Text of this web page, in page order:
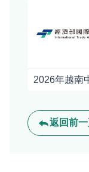
返回前